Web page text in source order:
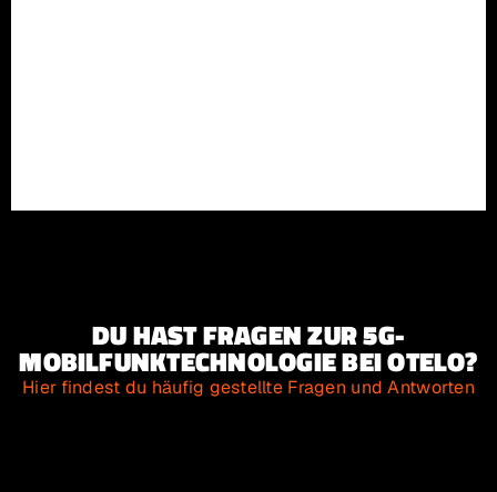
DU HAST FRAGEN ZUR 5G-
MOBILFUNKTECHNOLOGIE BEI OTELO?
Hier findest du häufig gestellte Fragen und Antworten